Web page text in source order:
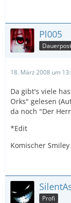
Pl005
18. März 2008 um
Da gibt's viele
Orks" gelesen
da noch "Der
*Edit
Komischer
Profi